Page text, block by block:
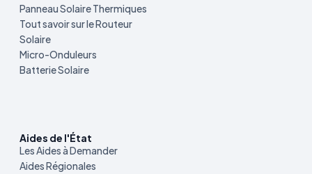
Panneau Solaire Thermiques
Tout savoir sur le Routeur
Solaire
Micro-Onduleurs
Batterie Solaire
Aides de l'État
Les Aides à Demander
Aides Régionales